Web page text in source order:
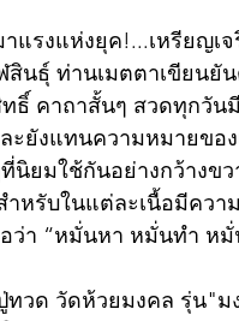
แรงแห่งยุค!...เหรียญ
สินธุ์ ท่านเมตตาเขียนยั
ธิ์ คาถาสั้นๆ สวดทุกวัน
ะยังแทนความหมายขอ
นิยมใช้กันอย่างกว้างข
ำหรับในแต่ละเนื้อมีคว
ว่า “หมั่นหา หมั่นทำ ห
วด วัดห้วยมงคล รุ่น"